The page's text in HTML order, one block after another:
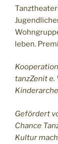
leben.
tanzZenit e.
Kinderarche
Gefördert
Chance
Kultur